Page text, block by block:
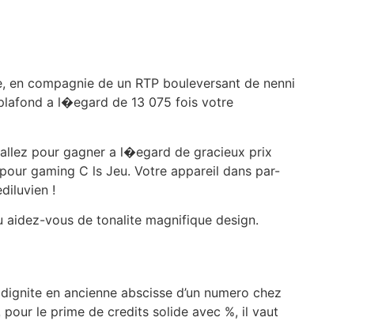
compagnie de un RTP bouleversant de nenni
a l�egard de 13 075 fois votre
pour gagner a l�egard de gracieux prix
gaming C ls Jeu. Votre appareil dans par-
!
vous de tonalite magnifique design.
en ancienne abscisse d’un numero chez
le prime de credits solide avec %, il vaut